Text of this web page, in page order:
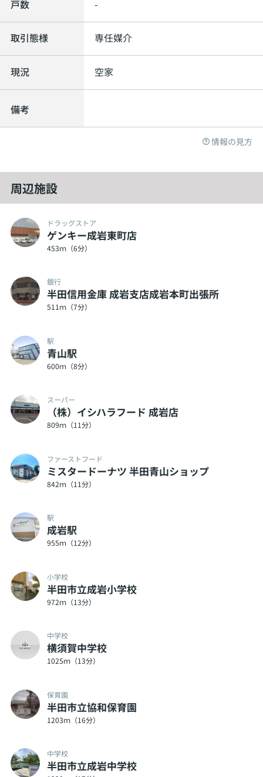
戸数 -
取引態様 専任媒介
現況 空家
備考
情報の見方
周辺施設
ドラッグストア
ゲンキー成岩東町店
453ｍ（6分）
銀行
半田信用金庫 成岩支店成岩本町出張所
511ｍ（7分）
駅
青山駅
600ｍ（8分）
スーパー
（株）イシハラフード 成岩店
809ｍ（11分）
ファーストフード
ミスタードーナツ 半田青山ショップ
842ｍ（11分）
駅
成岩駅
955ｍ（12分）
小学校
半田市立成岩小学校
972ｍ（13分）
中学校
横須賀中学校
1025ｍ（13分）
保育園
半田市立協和保育園
1203ｍ（16分）
中学校
半田市立成岩中学校